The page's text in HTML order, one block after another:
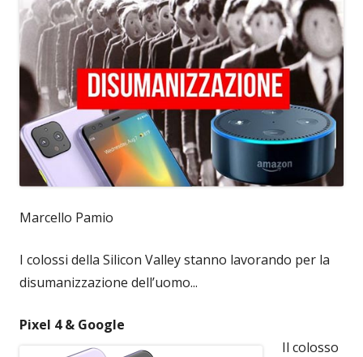
Marcello Pamio
I colossi della Silicon Valley stanno lavorando per la
disumanizzazione dell’uomo...
Pixel 4 & Google
Il colosso